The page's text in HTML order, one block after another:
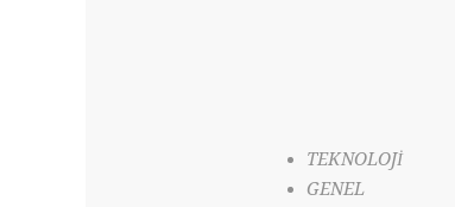
TEKNOLOJİ
GENEL